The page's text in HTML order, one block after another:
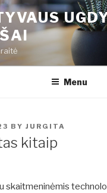
Menu
BY JURGITA
kitaip
skaitmeninėmis